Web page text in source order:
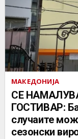
МАКЕДОНИЈА
СЕ
ГОСТИВАР:
случаите
сезонски